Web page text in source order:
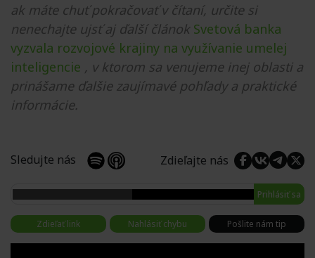
ak máte chuť pokračovať v čítaní, určite si
nenechajte ujsť aj ďalší článok Svetová banka
vyzvala rozvojové krajiny na využívanie umelej
inteligencie , v ktorom sa venujeme inej oblasti a
prinášame ďalšie zaujímavé pohľady a praktické
informácie.
Sledujte nás Zdieľajte nás
Prihlásiť sa
Zdieľať link Nahlásiť chybu Pošlite nám tip